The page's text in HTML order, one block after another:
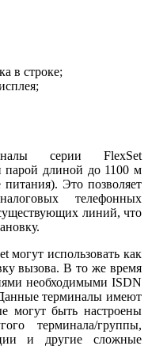
в строке;
серии FlexSet
длиной до 1100 м
Это позволяет
телефонных
линий, что
могут использовать как
вызова. В то же время
необходи­мыми ISDN
терминалы имеют
могут быть настроены
терми­нала/группы,
и другие сложные